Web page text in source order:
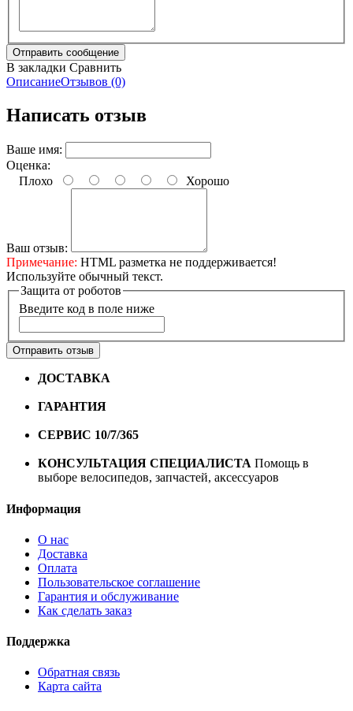
В закладки Сравнить
ОписаниеОтзывов (0)
Написать отзыв
Ваше имя:
Оценка:
Плохо
Хорошо
Ваш отзыв:
Примечание: HTML разметка не поддерживается!
Используйте обычный текст.
Защита от роботов
Введите код в поле ниже
Отправить отзыв
ДОСТАВКА
ГАРАНТИЯ
СЕРВИС 10/7/365
КОНСУЛЬТАЦИЯ СПЕЦИАЛИСТА Помощь в
выборе велосипедов, запчастей, аксессуаров
Информация
О нас
Доставка
Оплата
Пользовательское соглашение
Гарантия и обслуживание
Как сделать заказ
Поддержка
Обратная связь
Карта сайта